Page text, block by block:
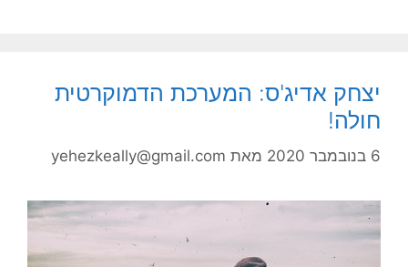
יצחק אדיג'ס: המערכת הדמוקרטית
חולה!
6 בנובמבר 2020 מאת yehezkeally@gmail.com